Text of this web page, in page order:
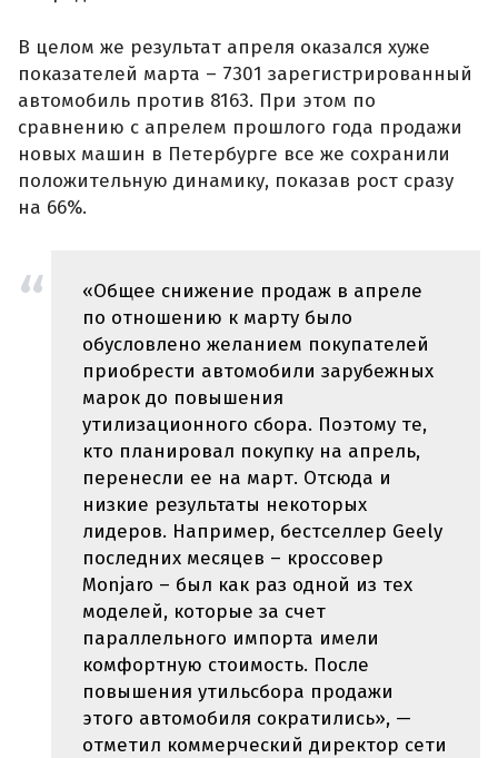
В целом же результат апреля оказался хуже
показателей марта – 7301 зарегистрированный
автомобиль против 8163. При этом по
сравнению с апрелем прошлого года продажи
новых машин в Петербурге все же сохранили
положительную динамику, показав рост сразу
на 66%.
«Общее снижение продаж в апреле
по отношению к марту было
обусловлено желанием покупателей
приобрести автомобили зарубежных
марок до повышения
утилизационного сбора. Поэтому те,
кто планировал покупку на апрель,
перенесли ее на март. Отсюда и
низкие результаты некоторых
лидеров. Например, бестселлер Geely
последних месяцев – кроссовер
Monjaro – был как раз одной из тех
моделей, которые за счет
параллельного импорта имели
комфортную стоимость. После
повышения утильсбора продажи
этого автомобиля сократились», —
отметил коммерческий директор сети